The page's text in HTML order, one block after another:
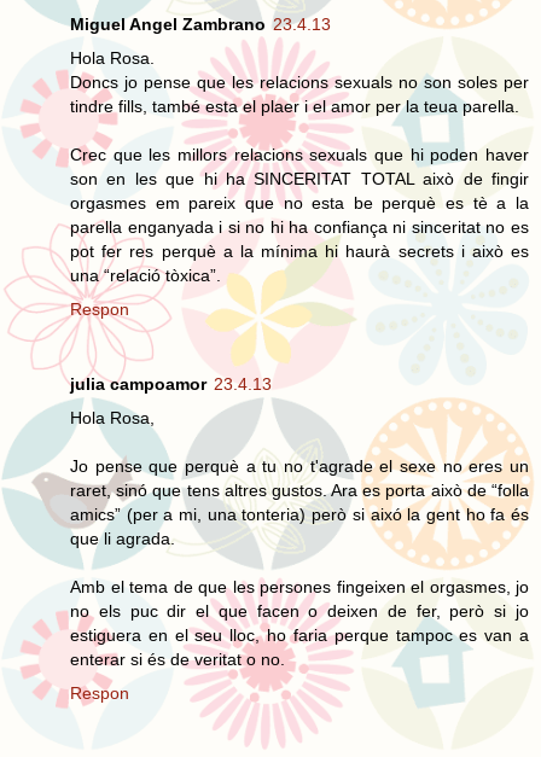
Miguel Angel Zambrano 23.4.13
Hola Rosa.
Doncs jo pense que les relacions sexuals no son soles per
tindre fills, també esta el plaer i el amor per la teua parella.
Crec que les millors relacions sexuals que hi poden haver
son en les que hi ha SINCERITAT TOTAL això de fingir
orgasmes em pareix que no esta be perquè es tè a la
parella enganyada i si no hi ha confiança ni sinceritat no es
pot fer res perquè a la mínima hi haurà secrets i això es
una “relació tòxica”.
Respon
julia campoamor 23.4.13
Hola Rosa,
Jo pense que perquè a tu no t'agrade el sexe no eres un
raret, sinó que tens altres gustos. Ara es porta això de “folla
amics” (per a mi, una tonteria) però si aixó la gent ho fa és
que li agrada.
Amb el tema de que les persones fingeixen el orgasmes, jo
no els puc dir el que facen o deixen de fer, però si jo
estiguera en el seu lloc, ho faria perque tampoc es van a
enterar si és de veritat o no.
Respon